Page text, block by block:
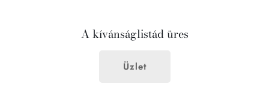
A kívánságlistád üres
Üzlet